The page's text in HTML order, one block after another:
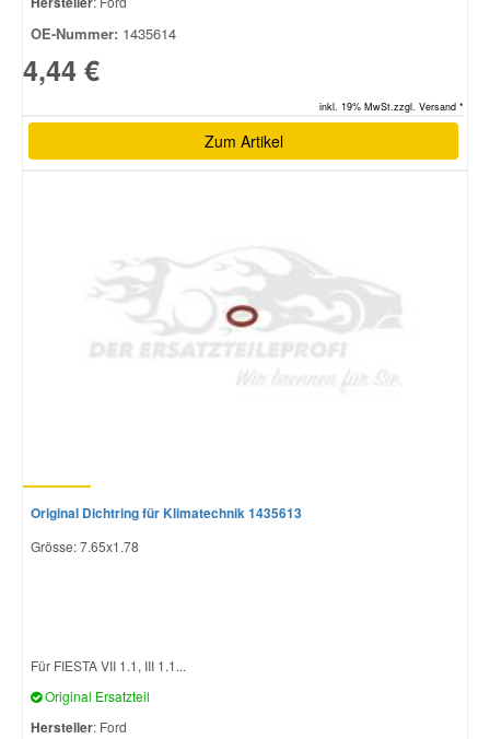
OE-Nummer: 1435614
4,44 €
inkl. 19% MwSt.zzgl. Versand *
Zum Artikel
Original Dichtring für Klimatechnik 1435613
Grösse: 7.65x1.78
Für FIESTA VII 1.1, III 1.1...
Original Ersatzteil
Hersteller: Ford